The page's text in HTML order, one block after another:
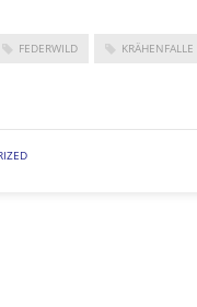
FEDERWILD KRÄHENFALLE